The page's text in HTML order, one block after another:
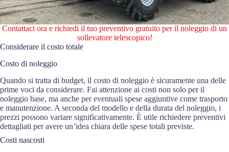
Contattaci ora e richiedi il tuo preventivo gratuito per il noleggio di un
sollevatore telescopico!
Considerare il costo totale
Costo di noleggio
Quando si tratta di budget, il costo di noleggio è sicuramente una delle
prime voci da considerare. Fai attenzione ai costi non solo per il
noleggio base, ma anche per eventuali spese aggiuntive come trasporto
e manutenzione. A seconda del modello e della durata del noleggio, i
prezzi possono variare significativamente. È utile richiedere preventivi
dettagliati per avere un’idea chiara delle spese totali previste.
Costi nascosti